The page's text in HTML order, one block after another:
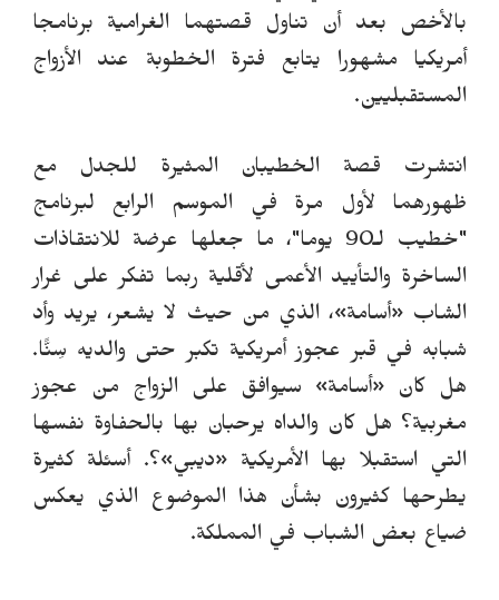
بالأخص بعد أن تناول قصتهما الغرامية برنامجا
أمريكيا مشهورا يتابع فترة الخطوبة عند الأزواج
المستقبليين.
انتشرت قصة الخطيبان المثيرة للجدل مع
ظهورهما لأول مرة في الموسم الرابع لبرنامج
"خطيب لـ90 يوما"، ما جعلها عرضة للانتقاذات
الساخرة والتأييد الأعمى لأقلية ربما تفكر على غرار
الشاب«أسامة»، الذي من حيث لا يشعر، يريد وأد
شبابه في قبر عجوز أمريكية تكبر حتى والديه سِنًّا.
هل كان «أسامة» سيوافق على الزواج من عجوز
مغربية؟ هل كان والداه يرحبان بها بالحفاوة نفسها
التي استقبلا بها الأمريكية «ديبي»؟. أسئلة كثيرة
يطرحها كثيرون بشأن هذا الموضوع الذي يعكس
ضياع بعض الشباب في المملكة.